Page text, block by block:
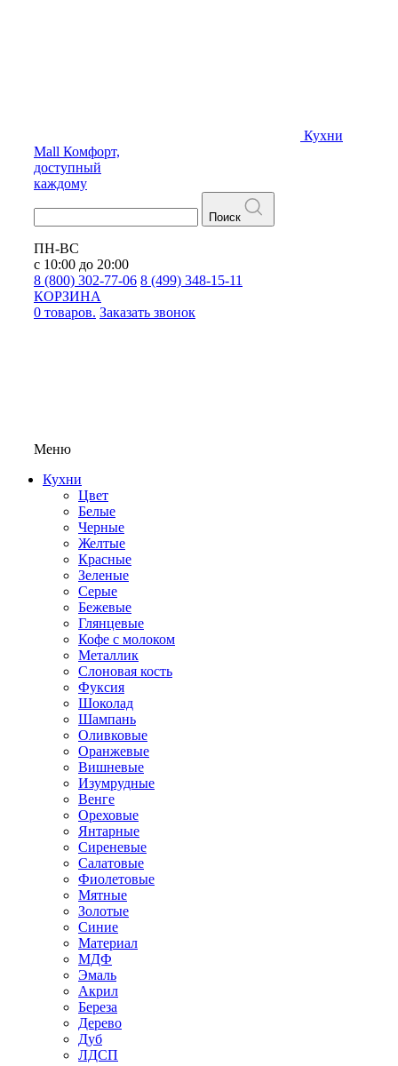
Кухни
Mall Комфорт,
доступный
каждому
Поиск
ПН-ВС
с 10:00 до 20:00
8 (800) 302-77-06 8 (499) 348-15-11
КОРЗИНА
0 товаров. Заказать звонок
Меню
Кухни
Цвет
Белые
Черные
Желтые
Красные
Зеленые
Серые
Бежевые
Глянцевые
Кофе с молоком
Металлик
Слоновая кость
Фуксия
Шоколад
Шампань
Оливковые
Оранжевые
Вишневые
Изумрудные
Венге
Ореховые
Янтарные
Сиреневые
Салатовые
Фиолетовые
Мятные
Золотые
Синие
Материал
МДФ
Эмаль
Акрил
Береза
Дерево
Дуб
ЛДСП